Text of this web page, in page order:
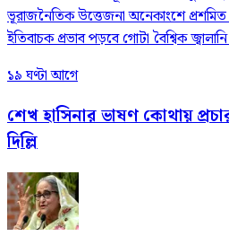
ভূরাজনৈতিক উত্তেজনা অনেকাংশে প্রশমিত
ইতিবাচক প্রভাব পড়বে গোটা বৈশ্বিক
১৯ ঘণ্টা আগে
শেখ হাসিনার ভাষণ কোথায়
দিল্লি